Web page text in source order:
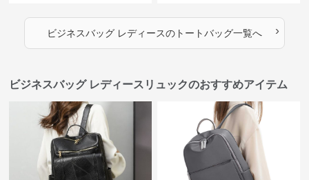
ビジネスバッグ レディースのトートバッグ一覧へ ›
ビジネスバッグ レディースリュックのおすすめアイテム